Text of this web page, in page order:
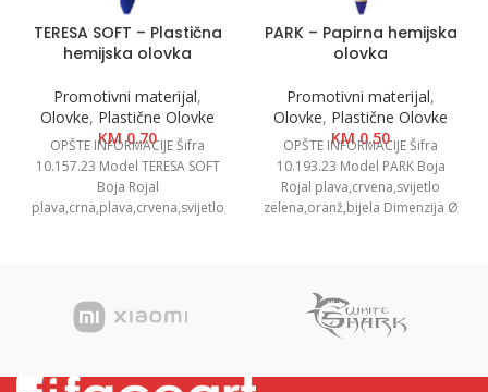
TERESA SOFT – Plastična
hemijska olovka
Promotivni materijal,
Olovke, Plastične Olovke
KM0.70
OPŠTE INFORMACIJE Šifra
10.157.23 Model TERESA SOFT
Boja Rojal
plava,crna,plava,crvena,svijetlo
PARK – Papirna hemijska
olovka
Promotivni materijal,
Olovke, Plastične Olovke
KM0.50
OPŠTE INFORMACIJE Šifra
10.193.23 Model PARK Boja
Rojal plava,crvena,svijetlo
zelena,oranž,bijela Dimenzija Ø